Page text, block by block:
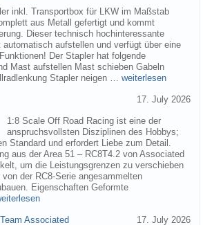
inkl. Transportbox für LKW im Maßstab
aus Metall gefertigt und kommt
Dieser technisch hochinteressante
aufstellen und verfügt über eine
Der Stapler hat folgende
Mast aufstellen Mast schieben Gabeln
Stapler neigen … weiterlesen
17. July 2026
1:8 Scale Off Road Racing ist eine der
anspruchsvollsten Disziplinen des Hobbys;
Standard und erfordert Liebe zum Detail.
aus der Area 51 – RC8T4.2 von Associated
um die Leistungsgrenzen zu verschieben
der RC8-Serie angesammelten
Eigenschaften Geformte
Associated 17. July 2026